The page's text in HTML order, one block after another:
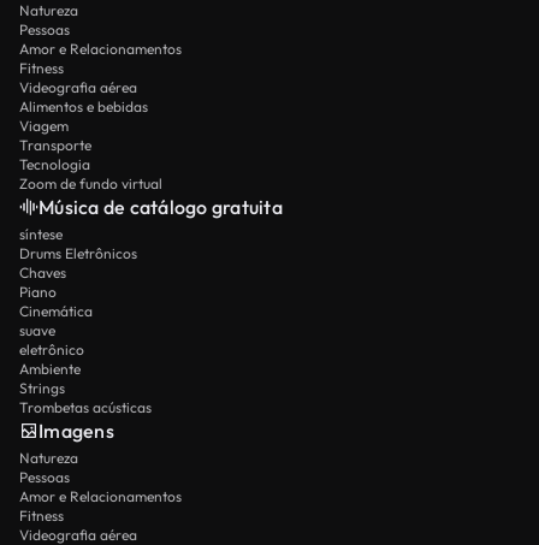
Natureza
Pessoas
Amor e Relacionamentos
Fitness
Videografia aérea
Alimentos e bebidas
Viagem
Transporte
Tecnologia
Zoom de fundo virtual
Música de catálogo gratuita
síntese
Drums Eletrônicos
Chaves
Piano
Cinemática
suave
eletrônico
Ambiente
Strings
Trombetas acústicas
Imagens
Natureza
Pessoas
Amor e Relacionamentos
Fitness
Videografia aérea